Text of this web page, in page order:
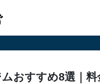
おすすめ8選｜料